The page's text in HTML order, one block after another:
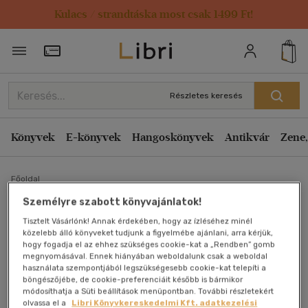
Kulacs / strandtáska most csak 1499 Ft!
Törzsvásárlói Kártya adatai
Részletes keresés
Könyvek E-könyvek Hangoskönyvek Antikvár
Főoldal
Kultúrák jelzései - Signale
der kulturen (A Kuny
Domokos Múzeum
Személyre szabott könyvajánlatok!
Tisztelt Vásárlónk! Annak érdekében, hogy az ízléséhez minél
közelebb álló könyveket tudjunk a figyelmébe ajánlani, arra kérjük,
hogy fogadja el az ehhez szükséges cookie-kat a „Rendben” gomb
megnyomásával. Ennek hiányában weboldalunk csak a weboldal
használata szempontjából legszükségesebb cookie-kat telepíti a
böngészőjébe, de cookie-preferenciáit később is bármikor
módosíthatja a Süti beállítások menüpontban. További részletekért
olvassa el a
Libri Könyvkereskedelmi Kft. adatkezelési